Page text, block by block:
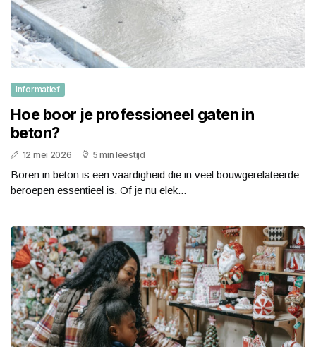
Informatief
Hoe boor je professioneel gaten in
beton?
12 mei 2026 5 min leestijd
Boren in beton is een vaardigheid die in veel bouwgerelateerde
beroepen essentieel is. Of je nu elek...